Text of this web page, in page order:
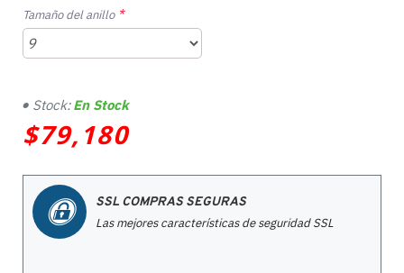
$79,180
Stock: En Stock
Tamaño del anillo
SSL COMPRAS SEGURAS
Las mejores características de seguridad SSL